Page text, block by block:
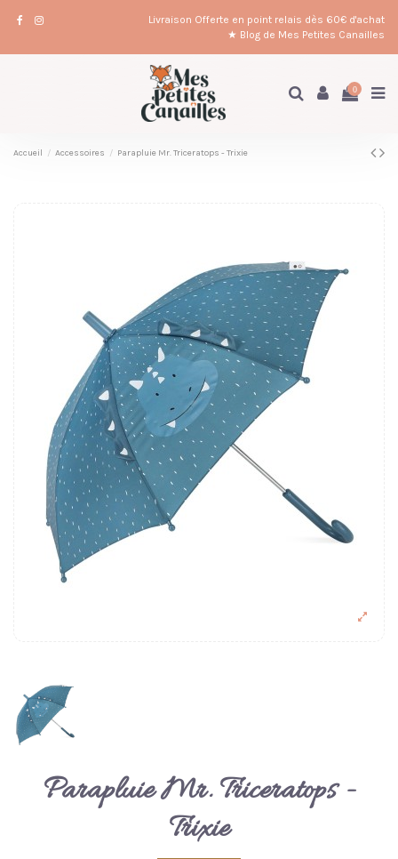
Livraison Offerte en point relais dès 60€ d'achat
★ Blog de Mes Petites Canailles
0
Accueil Accessoires Parapluie Mr. Triceratops - Trixie
Parapluie Mr. Triceratops -
Trixie